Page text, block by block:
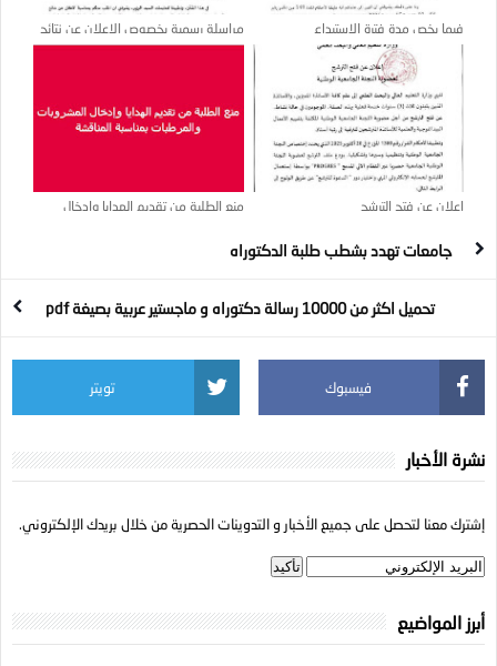
فيما يخص مدة فترة الاستيداع
مراسلة رسمية بخصوص الإعلان عن نتائج
مسابقات التوظيف الخاصة برتبة أستاذ
إعلان عن فتح الترشح
منع الطلبة من تقديم الهدايا وإدخال
جامعات تهدد بشطب طلبة الدكتوراه
تحميل اكثر من 10000 رسالة دكتوراه و ماجستير عربية بصيغة pdf
فيسبوك تويتر
نشرة الأخبار
إشترك معنا لتحصل على جميع الأخبار و التدوينات الحصرية من خلال بريدك الإلكتروني.
أبرز المواضيع